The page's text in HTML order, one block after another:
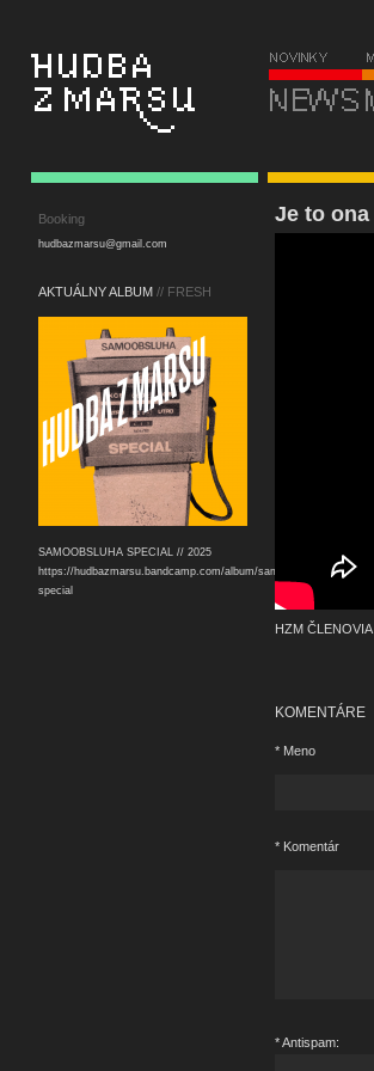
Booking
hudbazmarsu@gmail.com
AKTUÁLNY ALBUM // FRESH
SAMOOBSLUHA SPECIAL // 2025
https://hudbazmarsu.bandcamp.com/album/samoobsluha-
special
Je to ona
HZM ČLENOVIA
KOMENTÁRE
* Meno
* Komentár
* Antispam: